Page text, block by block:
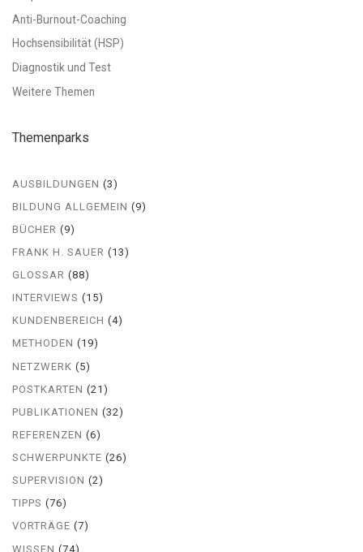
Anti-Burnout-Coaching
Hochsensibilität (HSP)
Diagnostik und Test
Weitere Themen
Themenparks
AUSBILDUNGEN (3)
BILDUNG ALLGEMEIN (9)
BÜCHER (9)
FRANK H. SAUER (13)
GLOSSAR (88)
INTERVIEWS (15)
KUNDENBEREICH (4)
METHODEN (19)
NETZWERK (5)
POSTKARTEN (21)
PUBLIKATIONEN (32)
REFERENZEN (6)
SCHWERPUNKTE (26)
SUPERVISION (2)
TIPPS (76)
VORTRÄGE (7)
WISSEN (74)